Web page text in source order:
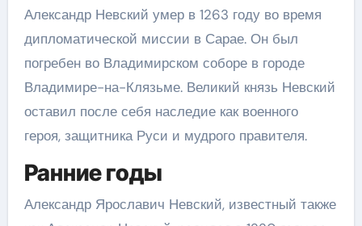
Александр Невский умер в 1263 году во время
дипломатической миссии в Сарае. Он был
погребен во Владимирском соборе в городе
Владимире-на-Клязьме. Великий князь Невский
оставил после себя наследие как военного
героя, защитника Руси и мудрого правителя.
Ранние годы
Александр Ярославич Невский, известный также